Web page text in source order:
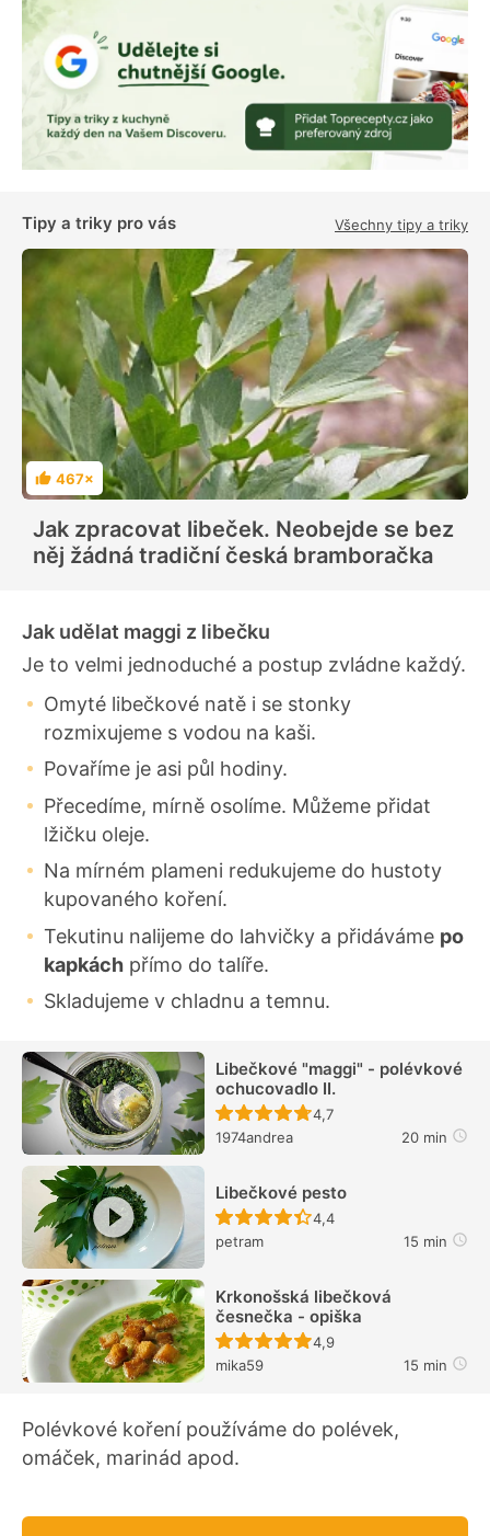
Tipy a triky pro vás Všechny tipy a triky
H
o
n
o
c
467×
Jak zpracovat libeček. Neobejde se bez
něj žádná tradiční česká bramboračka
Jak udělat maggi z libečku
Je to velmi jednoduché a postup zvládne každý.
Omyté libečkové natě i se stonky
rozmixujeme s vodou na kaši.
Povaříme je asi půl hodiny.
Přecedíme, mírně osolíme. Můžeme přidat
lžičku oleje.
Na mírném plameni redukujeme do hustoty
kupovaného koření.
Tekutinu nalijeme do lahvičky a přidáváme po
kapkách přímo do talíře.
Skladujeme v chladnu a temnu.
Libečkové "maggi" - polévkové
ochucovadlo II.
Recept ještě nebyl
4,7
1974andrea
20 min
Libečkové pesto
Recept ještě nebyl
4,4
petram
15 min
Krkonošská libečková
česnečka - opiška
Recept ještě nebyl
4,9
mika59
15 min
Polévkové koření používáme do polévek,
omáček, marinád apod.